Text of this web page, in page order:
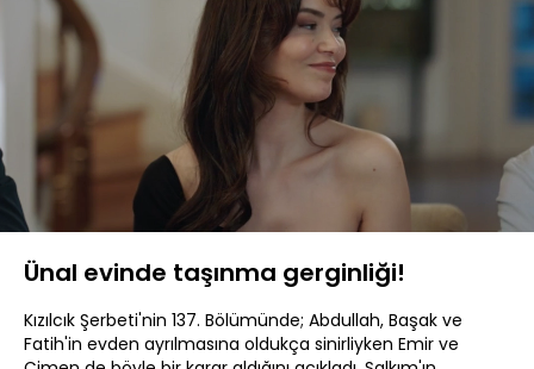
Aç
Yüklendi:
26.83%
Oynatma
Hızı
Ünal evinde taşınma gerginliği!
Kızılcık Şerbeti'nin 137. Bölümünde; Abdullah, Başak ve
Fatih'in evden ayrılmasına oldukça sinirliyken Emir ve